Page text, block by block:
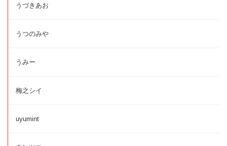
うづきあお
うつのみや
うみー
梅之シイ
uyumint